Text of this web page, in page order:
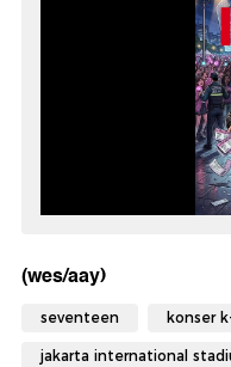
(wes/aay)
seventeen konser
jakarta international